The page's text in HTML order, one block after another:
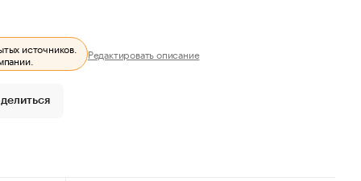
источников.
Редактировать описание